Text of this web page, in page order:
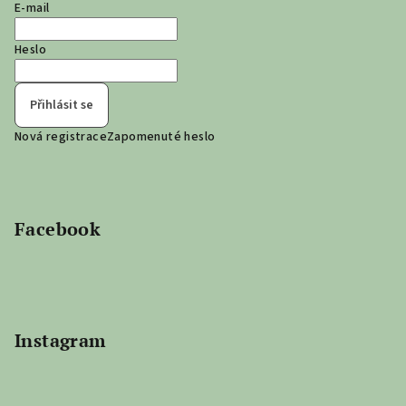
E-mail
Heslo
Přihlásit se
Nová registraceZapomenuté heslo
Facebook
Instagram